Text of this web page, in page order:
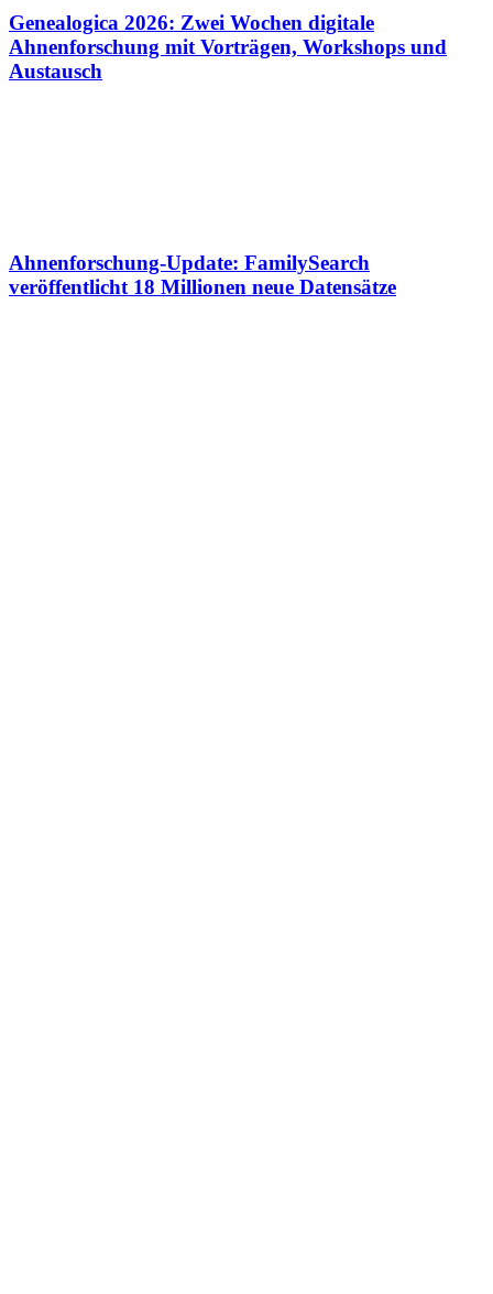
Genealogica 2026: Zwei Wochen digitale
Ahnenforschung mit Vorträgen, Workshops und
Austausch
Ahnenforschung-Update: FamilySearch
veröffentlicht 18 Millionen neue Datensätze